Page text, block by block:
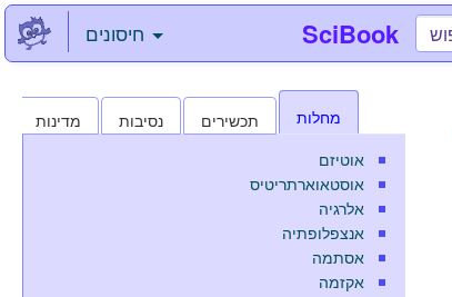
SciBook
מחלות תכשירים נסיבות
מדינות
אוטיזם
אוסטאוארתריטיס
אלרגיה
אנצפלופתיה
אסתמה
אקזמה